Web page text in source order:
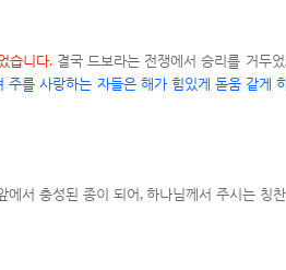
습니다. 결국 드보라는 전쟁에서 승리를 거두
주를 사랑하는 자들은 해가 힘있게 돋움 같게
에서 충성된 종이 되어, 하나님께서 주시는 칭